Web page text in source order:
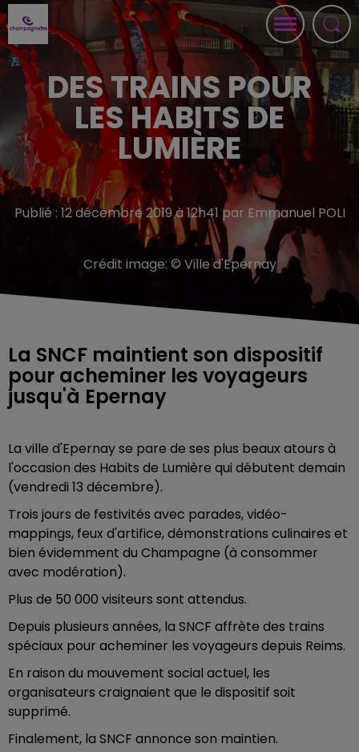
DES TRAINS POUR
LES HABITS DE
LUMIÈRE
Publié : 12 décembre 2019 à 12h41 par Emmanuel POLI
Crédit image: © Ville d'Epernay
La SNCF maintient son dispositif
pour acheminer les voyageurs
jusqu'à Epernay
La ville d'Epernay se pare de ses plus beaux atours à
l'occasion des Habits de Lumière qui débutent demain
(vendredi 13 décembre).
Trois jours de festivités avec parades, vidéo-
mappings, feux d'artifice, démonstrations culinaires et
bien évidemment du Champagne (à consommer
avec modération).
Plus de 50 000 visiteurs sont attendus.
Depuis plusieurs années, la SNCF affrète des trains
spéciaux pour acheminer les voyageurs depuis Reims.
En raison du mouvement social actuel, les
organisateurs craignaient que le dispositif soit
supprimé.
Finalement, la SNCF annonce son maintien.